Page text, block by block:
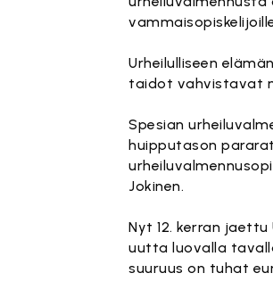
Urheilulliseen
taidot vahvistavat
Spesian
huipputason
Jokinen.
Nyt 12. kerran
uutta luovalla
suuruus on tuhat